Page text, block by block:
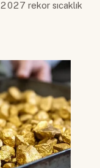
rekor sıcaklık